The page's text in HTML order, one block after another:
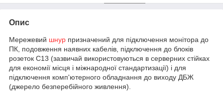
Опис
Мережевий шнур призначений для підключення монітора до
ПК, подовження наявних кабелів, підключення до блоків
розеток C13 (зазвичай використовуються в серверних стійках
для економії місця і міжнародної стандартизації) і для
підключення комп'ютерного обладнання до виходу ДБЖ
(джерело безперебійного живлення).